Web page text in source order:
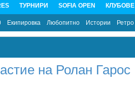
ТУРНИРИ SOFIA OPEN КЛУБОВЕ
Екипировка Любопитно Истории Ретро
на Ролан Гарос